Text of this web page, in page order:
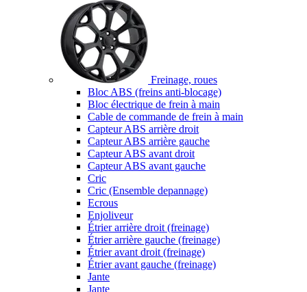
Freinage, roues
Bloc ABS (freins anti-blocage)
Bloc électrique de frein à main
Cable de commande de frein à main
Capteur ABS arrière droit
Capteur ABS arrière gauche
Capteur ABS avant droit
Capteur ABS avant gauche
Cric
Cric (Ensemble depannage)
Ecrous
Enjoliveur
Étrier arrière droit (freinage)
Étrier arrière gauche (freinage)
Étrier avant droit (freinage)
Étrier avant gauche (freinage)
Jante
Jante